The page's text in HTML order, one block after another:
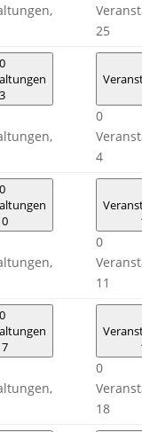
25
0
3
0
4
0
0
11
0
0
18